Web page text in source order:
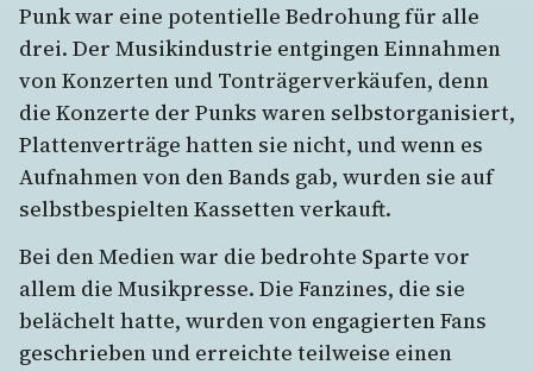
Punk war eine potentielle Bedrohung für alle
drei. Der Musikindustrie entgingen Einnahmen
von Konzerten und Tonträgerverkäufen, denn
die Konzerte der Punks waren selbstorganisiert,
Plattenverträge hatten sie nicht, und wenn es
Aufnahmen von den Bands gab, wurden sie auf
selbstbespielten Kassetten verkauft.
Bei den Medien war die bedrohte Sparte vor
allem die Musikpresse. Die Fanzines, die sie
belächelt hatte, wurden von engagierten Fans
geschrieben und erreichte teilweise einen